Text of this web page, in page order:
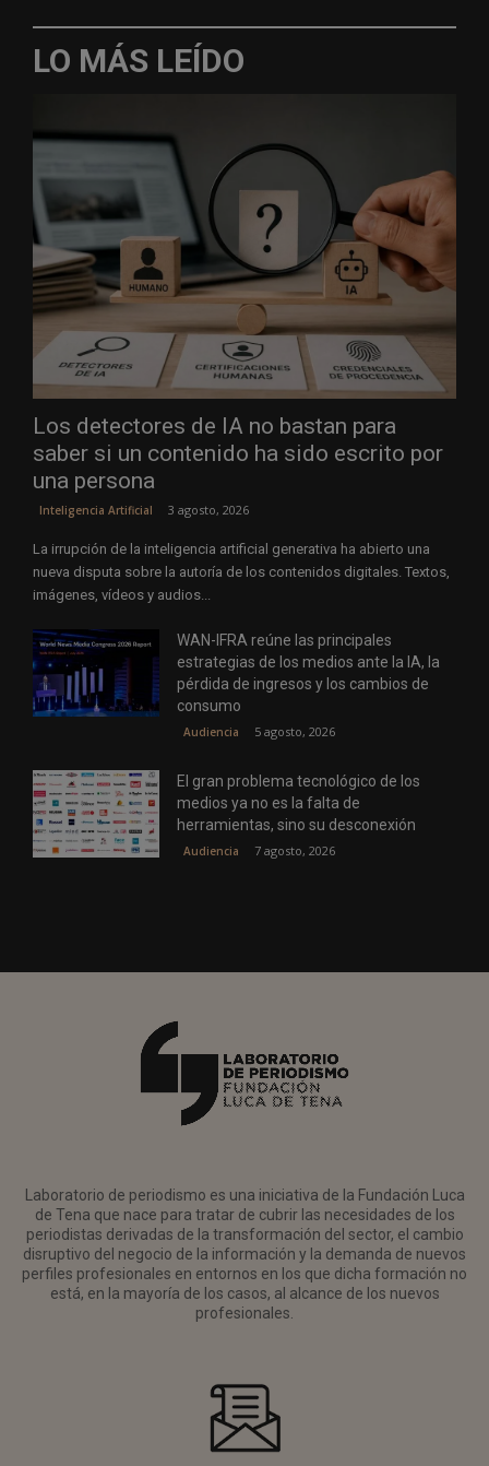
LO MÁS LEÍDO
Los detectores de IA no bastan para
saber si un contenido ha sido escrito por
una persona
Inteligencia Artificial 3 agosto, 2026
La irrupción de la inteligencia artificial generativa ha abierto una
nueva disputa sobre la autoría de los contenidos digitales. Textos,
imágenes, vídeos y audios...
WAN-IFRA reúne las principales
estrategias de los medios ante la IA, la
pérdida de ingresos y los cambios de
consumo
Audiencia 5 agosto, 2026
El gran problema tecnológico de los
medios ya no es la falta de
herramientas, sino su desconexión
Audiencia 7 agosto, 2026
Laboratorio de periodismo es una iniciativa de la Fundación Luca
de Tena que nace para tratar de cubrir las necesidades de los
periodistas derivadas de la transformación del sector, el cambio
disruptivo del negocio de la información y la demanda de nuevos
perfiles profesionales en entornos en los que dicha formación no
está, en la mayoría de los casos, al alcance de los nuevos
profesionales.